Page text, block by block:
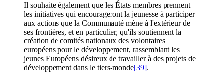
Il souhaite également que les États membres prennent
les initiatives qui encourageront la jeunesse à participer
aux actions que la Communauté mène à l'extérieur de
ses frontières, et en particulier, qu'ils soutiennent la
création de comités nationaux des volontaires
européens pour le développement, rassemblant les
jeunes Européens désireux de travailler à des projets de
développement dans le tiers-monde[39].